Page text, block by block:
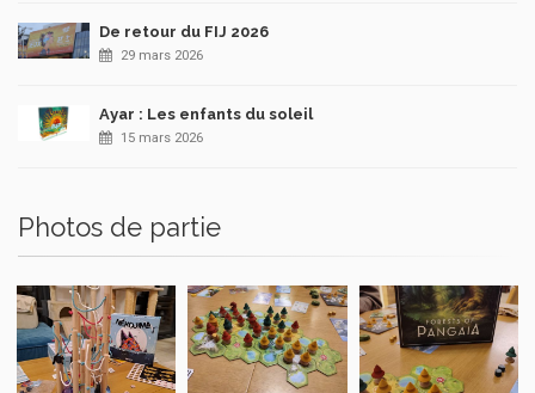
De retour du FIJ 2026
29 mars 2026
Ayar : Les enfants du soleil
15 mars 2026
Photos de partie